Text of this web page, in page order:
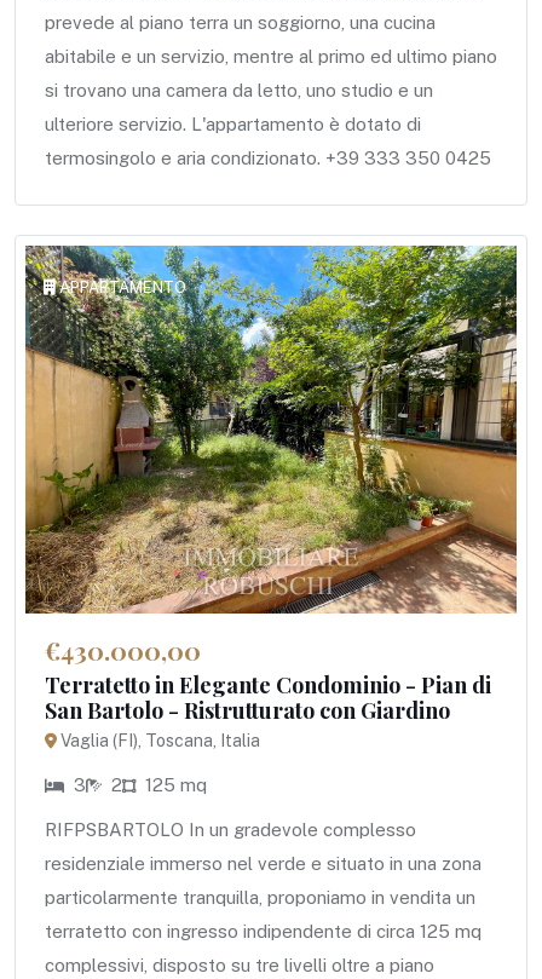
prevede al piano terra un soggiorno, una cucina
abitabile e un servizio, mentre al primo ed ultimo piano
si trovano una camera da letto, uno studio e un
ulteriore servizio. L'appartamento è dotato di
termosingolo e aria condizionato. +39 333 350 0425
APPARTAMENTO
€430.000,00
Terratetto in Elegante Condominio - Pian di
San Bartolo - Ristrutturato con Giardino
Vaglia (FI), Toscana, Italia
3 2 125 mq
RIFPSBARTOLO In un gradevole complesso
residenziale immerso nel verde e situato in una zona
particolarmente tranquilla, proponiamo in vendita un
terratetto con ingresso indipendente di circa 125 mq
complessivi, disposto su tre livelli oltre a piano